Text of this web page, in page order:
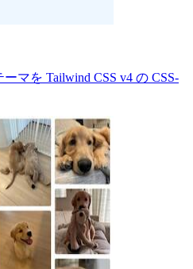
ーマを Tailwind CSS v4 の CSS-